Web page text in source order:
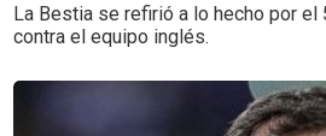
La Bestia se refirió a lo hecho por
contra el equipo inglés.